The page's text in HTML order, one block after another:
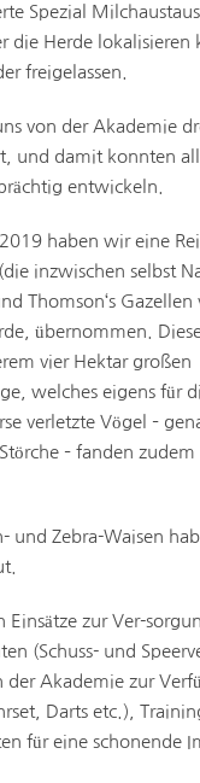
Spezial
die Herde
freigelassen.
von der Akademie
und damit konnten
entwickeln.
haben wir eine
inzwischen selbst
Thomson‘s Gazellen
übernommen.
vier Hektar großen
welches eigens für
verletzte Vögel –
– fanden zudem
und Zebra-Waisen
Einsätze zur Ver-
(Schuss- und
der Akademie zur
Darts etc.),
für eine schonende